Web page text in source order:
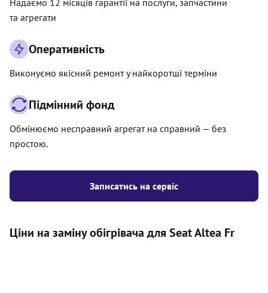
Записатись на сервіс
Надаємо 12 місяців гарантії на послуги, запчастини
та агрегати
Оперативність
Виконуємо якісний ремонт у найкоротші терміни
Підмінний фонд
Обмінюємо несправний агрегат на справний — без
простою.
Ціни на заміну обігрівача для Seat Altea Fr